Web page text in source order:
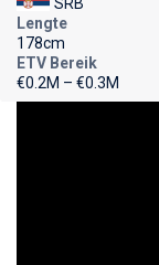
Lengte
178cm
ETV Bereik
€0.2M – €0.3M